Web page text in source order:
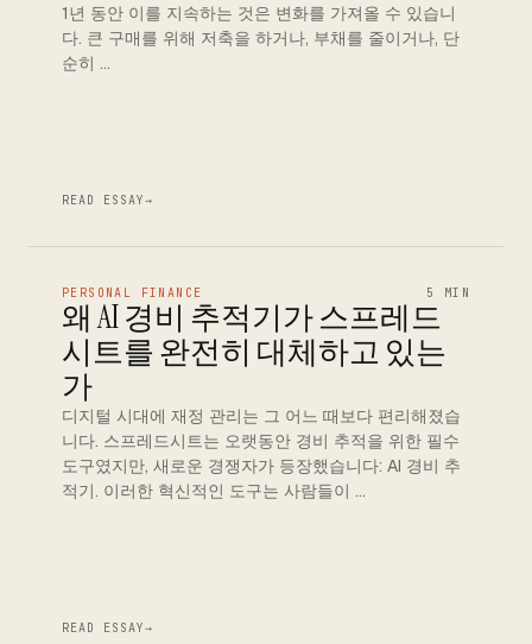
1년 동안 이를 지속하는 것은 변화를 가져올 수 있습니
다. 큰 구매를 위해 저축을 하거나, 부채를 줄이거나, 단
순히 …
READ ESSAY→
PERSONAL FINANCE 5 MIN
왜 AI 경비 추적기가 스프레드
시트를 완전히 대체하고 있는
가
디지털 시대에 재정 관리는 그 어느 때보다 편리해졌습
니다. 스프레드시트는 오랫동안 경비 추적을 위한 필수
도구였지만, 새로운 경쟁자가 등장했습니다: AI 경비 추
적기. 이러한 혁신적인 도구는 사람들이 …
READ ESSAY→